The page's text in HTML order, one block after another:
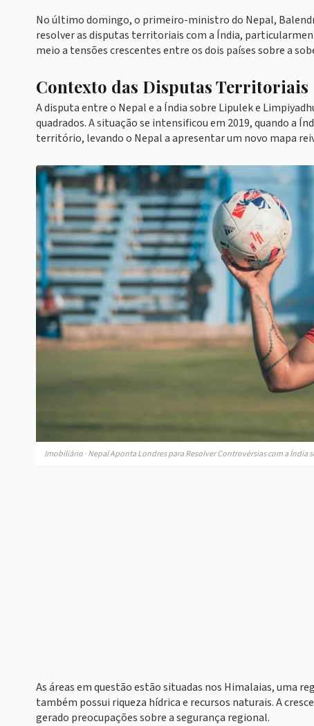
No último domingo, o primeiro-ministro do Nepal,
resolver as disputas territoriais com a Índia,
meio a tensões crescentes entre os dois países sobre a
Contexto das Disputas Territoriais
A disputa entre o Nepal e a Índia sobre Lipulek e
quadrados. A situação se intensificou em 2019, quando a
território, levando o Nepal a apresentar um novo mapa
Imobiliário · Nepal Aponta Londres para Resolver Controvérsias com a
As áreas em questão estão situadas nos Himalaias, uma
também possui riqueza hídrica e recursos naturais. A
gerado preocupações sobre a segurança regional.